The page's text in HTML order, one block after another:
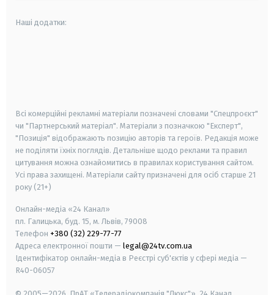
Наші додатки:
Всі комерційні рекламні матеріали позначені словами "Спецпроєкт"
чи "Партнерський матеріал". Матеріали з позначкою "Експерт",
"Позиція" відображають позицію авторів та героїв. Редакція може
не поділяти їхніх поглядів. Детальніше щодо реклами та правил
цитування можна ознайомитись в правилах користування сайтом.
Усі права захищені. Матеріали сайту призначені для осіб старше 21
року (21+)
Онлайн-медіа «24 Канал»
пл. Галицька, буд. 15, м. Львів, 79008
Телефон +380 (32) 229-77-77
Адреса електронної пошти — legal@24tv.com.ua
Ідентифікатор онлайн-медіа в Реєстрі суб'єктів у сфері медіа —
R40-06057